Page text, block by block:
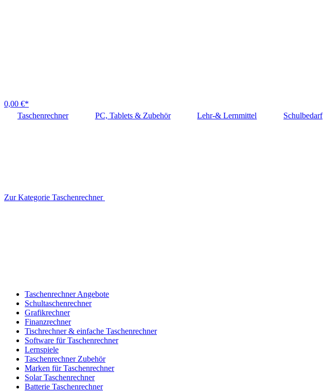
0,00 €*
Taschenrechner
PC, Tablets & Zubehör Lehr-& Lernmittel Schulbedarf
Zur Kategorie Taschenrechner
Taschenrechner Angebote
Schultaschenrechner
Grafikrechner
Finanzrechner
Tischrechner & einfache Taschenrechner
Software für Taschenrechner
Lernspiele
Taschenrechner Zubehör
Marken für Taschenrechner
Solar Taschenrechner
Batterie Taschenrechner